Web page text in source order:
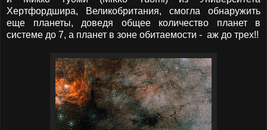
Хертфордшира, Великобритания, смогла обнаружить
еще планеты, доведя общее количество планет в
системе до 7, а планет в зоне обитаемости - аж до трех!!